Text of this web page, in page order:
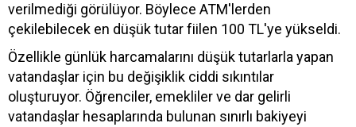
verilmediği görülüyor. Böylece ATM'lerden
çekilebilecek en düşük tutar fiilen 100 TL'ye yükseldi.
Özellikle günlük harcamalarını düşük tutarlarla yapan
vatandaşlar için bu değişiklik ciddi sıkıntılar
oluşturuyor. Öğrenciler, emekliler ve dar gelirli
vatandaşlar hesaplarında bulunan sınırlı bakiyeyi